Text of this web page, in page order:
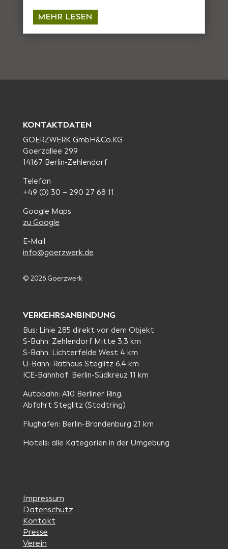
MEHR LESEN
KONTAKTDATEN
GOERZWERK GmbH&Co.KG
Goerzallee 299
14167 Berlin-Zehlendorf
Telefon
+49 (0) 30 – 290 27 68 11
Google Maps
zu Google
E-Mail
info@goerzwerk.de
© 2026 Goerzwerk
VERKEHRSANBINDUNG
Bus: Linie 285 direkt vor dem Objekt
S-Bahn: Zehlendorf Mitte 3,3 km
S-Bahn: Lichterfelde West 4 km
U-Bahn: Rathaus Steglitz 6,4 km
ICE-Bahnhof: Berlin-Südkreuz 11 km
Autobahn: A10 Berliner Ring,
Abfahrt Steglitz (Stadtring)
Flughafen: Berlin-Brandenburg 21 km
Hotels: alle Kategorien in der Umgebung
Impressum
Datenschutz
Kontakt
Presse
Verein